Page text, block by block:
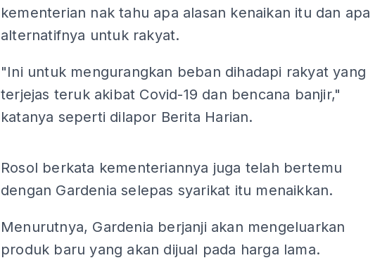
kementerian nak tahu apa alasan kenaikan itu dan apa
alternatifnya untuk rakyat.
"Ini untuk mengurangkan beban dihadapi rakyat yang
terjejas teruk akibat Covid-19 dan bencana banjir,"
katanya seperti dilapor Berita Harian.
Rosol berkata kementeriannya juga telah bertemu
dengan Gardenia selepas syarikat itu menaikkan.
Menurutnya, Gardenia berjanji akan mengeluarkan
produk baru yang akan dijual pada harga lama.